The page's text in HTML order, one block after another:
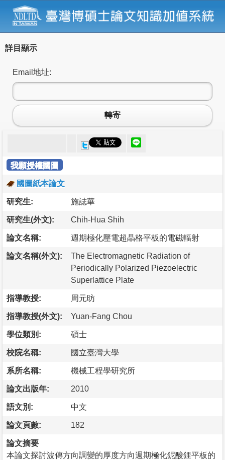
詳目顯示
Email地址:
轉寄
我願授權國圖
國圖紙本論文
研究生: 施誌華
研究生(外文): Chih-Hua Shih
論文名稱: 週期極化壓電超晶格平板的電磁輻射
論文名稱(外文):
The Electromagnetic Radiation of
Periodically Polarized Piezoelectric
Superlattice Plate
指導教授: 周元昉
指導教授(外文): Yuan-Fang Chou
學位類別: 碩士
校院名稱: 國立臺灣大學
系所名稱: 機械工程學研究所
論文出版年: 2010
語文別: 中文
論文頁數: 182
論文摘要
本論文探討波傳方向調變的厚度方向週期極化鈮酸鋰平板的